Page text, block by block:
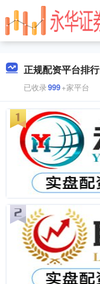
正规配资平台排行
已收录999+家平台